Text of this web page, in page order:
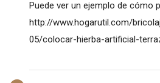
Puede ver un ejemplo de cómo
http://www.hogarutil.com/
05/colocar-hierba-artificial-